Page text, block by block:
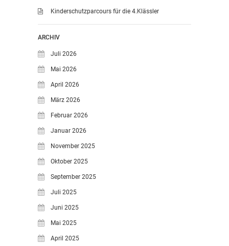
Kinderschutzparcours für die 4.Klässler
ARCHIV
Juli 2026
Mai 2026
April 2026
März 2026
Februar 2026
Januar 2026
November 2025
Oktober 2025
September 2025
Juli 2025
Juni 2025
Mai 2025
April 2025